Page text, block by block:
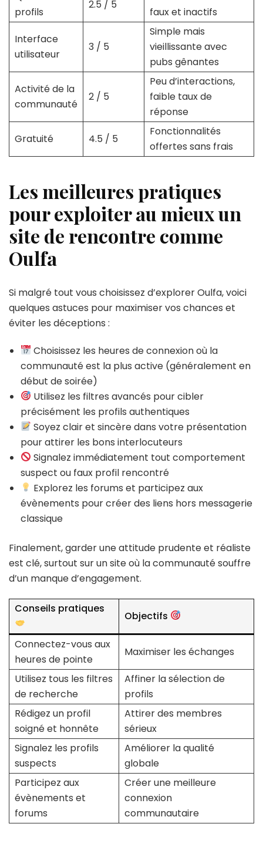
profils
2.5 / 5
faux et inactifs
Interface
utilisateur
3 / 5
Simple mais
vieillissante avec
pubs gênantes
Activité de la
communauté
2 / 5
Peu d’interactions,
faible taux de
réponse
Gratuité
4.5 / 5
Fonctionnalités
offertes sans frais
Les meilleures pratiques
pour exploiter au mieux un
site de rencontre comme
Oulfa
Si malgré tout vous choisissez d’explorer Oulfa, voici
quelques astuces pour maximiser vos chances et
éviter les déceptions :
Choisissez les heures de connexion où la
communauté est la plus active (généralement en
début de soirée)
Utilisez les filtres avancés pour cibler
précisément les profils authentiques
Soyez clair et sincère dans votre présentation
pour attirer les bons interlocuteurs
Signalez immédiatement tout comportement
suspect ou faux profil rencontré
Explorez les forums et participez aux
évènements pour créer des liens hors messagerie
classique
Finalement, garder une attitude prudente et réaliste
est clé, surtout sur un site où la communauté souffre
d’un manque d’engagement.
Conseils pratiques
Objectifs
Connectez-vous aux
heures de pointe
Maximiser les échanges
Utilisez tous les filtres
de recherche
Affiner la sélection de
profils
Rédigez un profil
soigné et honnête
Attirer des membres
sérieux
Signalez les profils
suspects
Améliorer la qualité
globale
Participez aux
évènements et
forums
Créer une meilleure
connexion
communautaire